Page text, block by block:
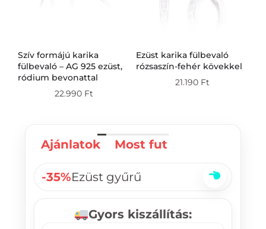
Szív formájú karika
fülbevaló – AG 925 ezüst,
ródium bevonattal
22.990 Ft
Ezüst karika fülbevaló
rózsaszín-fehér kövekkel
21.190 Ft
Ajánlatok Most fut
-35%Ezüst gyűrű
Gyors kiszállítás: